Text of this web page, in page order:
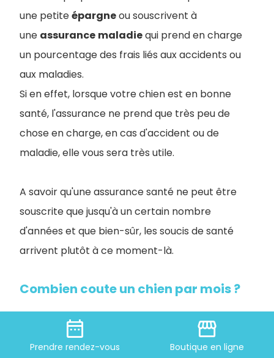
une petiteépargneou souscrivent à
une assurance maladiequi prend en charge
un pourcentage des frais liés aux accidents ou
aux maladies.
Si en effet, lorsque votre chien est en bonne
santé, l'assurance ne prend que très peu de
chose en charge, en cas d'accident ou de
maladie, elle vous sera très utile.
A savoir qu'une assurance santé ne peut être
souscrite que jusqu'à un certain nombre
d'années et que bien-sûr, les soucis de santé
arrivent plutôt à ce moment-là.
Combien coute un chien par mois ?
En additionnant les dépenses de bases pour
un chien en bonne santé, le budget mensuel
date_range
Prendre rendez-vous
storefront
Boutique en ligne